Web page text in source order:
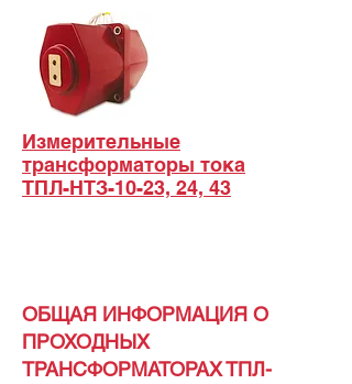
Измерительные
трансформаторы тока
ТПЛ-НТЗ-10-23, 24, 43
ОБЩАЯ ИНФОРМАЦИЯ О
ПРОХОДНЫХ
ТРАНСФОРМАТОРАХ ТПЛ-